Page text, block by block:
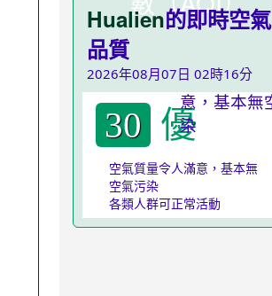
Hualien的即時空氣
品質
2026年08月07日 02時16分
30 優
空氣質量令人滿意，基本無
空氣污染
各類人群可正常活動